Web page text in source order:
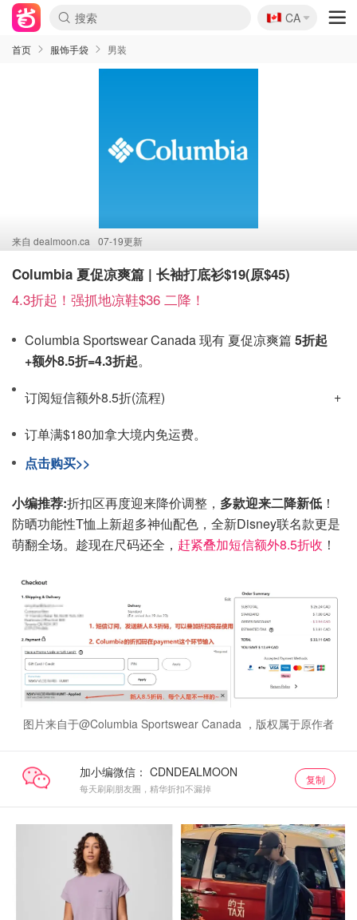
🇨🇦
CA
首页 服饰手袋 男装
来自 dealmoon.ca 07-19更新
Columbia 夏促凉爽篇 | 长袖打底衫$19(原$45)
4.3折起！强抓地凉鞋$36 二降！
Columbia Sportswear Canada 现有 夏促凉爽篇 5折起
+额外8.5折=4.3折起。
订阅短信额外8.5折(流程)
订单满$180加拿大境内免运费。
点击购买>>
小编推荐:折扣区再度迎来降价调整， 多款迎来二降新低 ！
防晒功能性T恤上新超多神仙配色，全新Disney联名款更是
萌翻全场。趁现在尺码还全， 赶紧叠加短信额外8.5折收 ！
图片来自于@Columbia Sportswear Canada ，版权属于原作者
加小编微信：
每天刷刷朋友圈，精华折扣不漏掉
复制